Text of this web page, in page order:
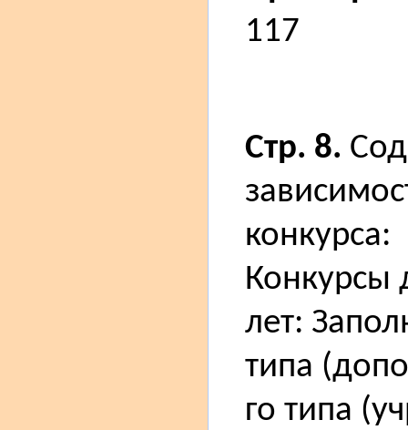
117
Стр. 8.
конкурса:
Конкурсы
лет:
типа
го типа